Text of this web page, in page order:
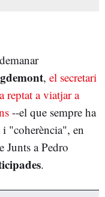
, el secretari
reptat a viatjar a
--el que sempre ha
"coherència", en
Junts a Pedro
.